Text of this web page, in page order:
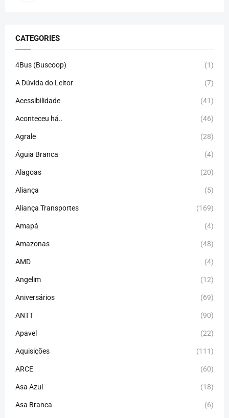
CATEGORIES
4Bus (Buscoop) (1)
A Dúvida do Leitor (7)
Acessibilidade (41)
Aconteceu há.. (46)
Agrale (28)
Águia Branca (4)
Alagoas (20)
Aliança (5)
Aliança Transportes (169)
Amapá (4)
Amazonas (48)
AMD (4)
Angelim (12)
Aniversários (69)
ANTT (90)
Apavel (22)
Aquisições (111)
ARCE (60)
Asa Azul (18)
Asa Branca (6)